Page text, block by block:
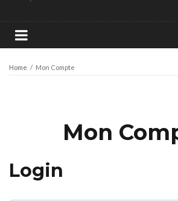
Home / Mon Compte
Mon
Login